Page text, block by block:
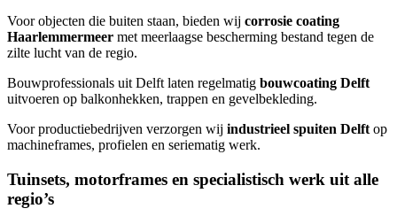
Voor objecten die buiten staan, bieden wij corrosie coating
Haarlemmermeer met meerlaagse bescherming bestand tegen de
zilte lucht van de regio.
Bouwprofessionals uit Delft laten regelmatig bouwcoating Delft
uitvoeren op balkonhekken, trappen en gevelbekleding.
Voor productiebedrijven verzorgen wij industrieel spuiten Delft op
machineframes, profielen en seriematig werk.
Tuinsets, motorframes en specialistisch werk uit alle
regio’s